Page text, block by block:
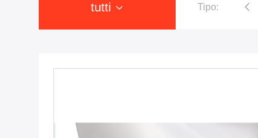
tutti Tipo:
Griglia della serie